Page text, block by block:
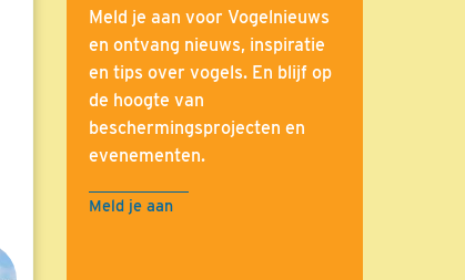
Meld je aan voor Vogelnieuws
en ontvang nieuws, inspiratie
en tips over vogels. En blijf op
de hoogte van
beschermingsprojecten en
evenementen.
Meld je aan